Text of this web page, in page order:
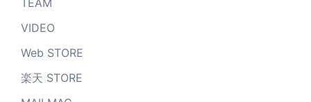
TEAM
VIDEO
Web STORE
楽天 STORE